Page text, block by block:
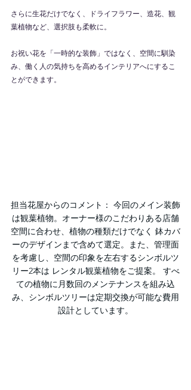
さらに生花だけでなく、ドライフラワー、造花、観
葉植物など、選択肢も柔軟に。
お祝い花を「一時的な装飾」ではなく、空間に馴染
み、働く人の気持ちを高めるインテリアへにするこ
とができます。
担当花屋からのコメント： 今回のメイン装飾
は観葉植物。オーナー様のこだわりある店舗
空間に合わせ、植物の種類だけでなく 鉢カバ
ーのデザインまで含めて選定。また、管理面
を考慮し、空間の印象を左右するシンボルツ
リー2本は レンタル観葉植物をご提案。 すべ
ての植物に月数回のメンテナンスを組み込
み、シンボルツリーは定期交換が可能な費用
設計としています。